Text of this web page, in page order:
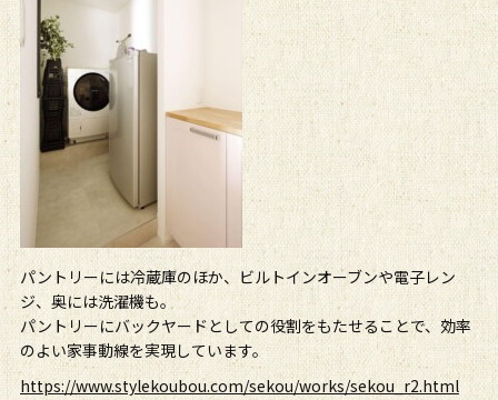
パントリーには冷蔵庫のほか、ビルトインオーブンや電子レン
ジ、奥には洗濯機も。
パントリーにバックヤードとしての役割をもたせることで、効率
のよい家事動線を実現しています。
https://www.stylekoubou.com/sekou/works/sekou_r2.html